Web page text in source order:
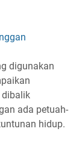
digunakan
dibalik
ada petuah-
hidup.